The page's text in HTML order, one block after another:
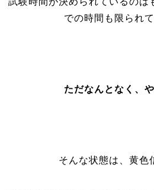
での時間も限られて
ただなんとなく、
そんな状態は、黄色